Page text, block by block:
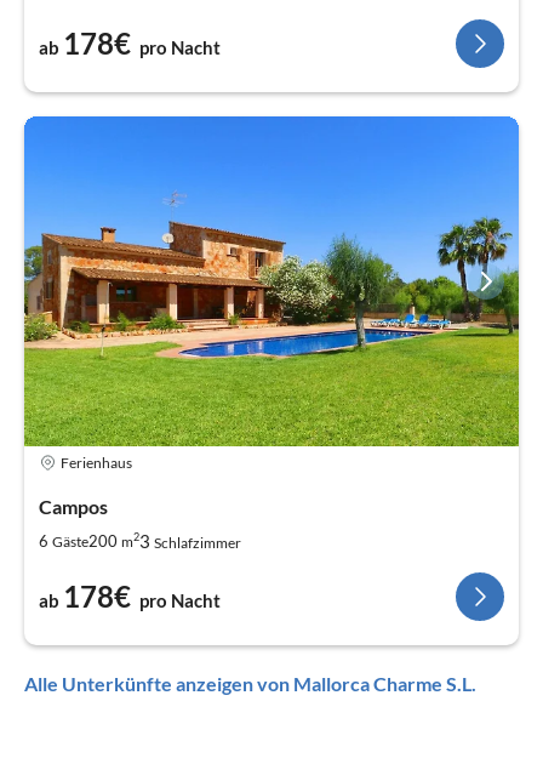
ab 178€ pro Nacht
Ferienhaus
Campos
6 Gäste200 m23 Schlafzimmer
ab 178€ pro Nacht
Alle Unterkünfte anzeigen von Mallorca Charme S.L.